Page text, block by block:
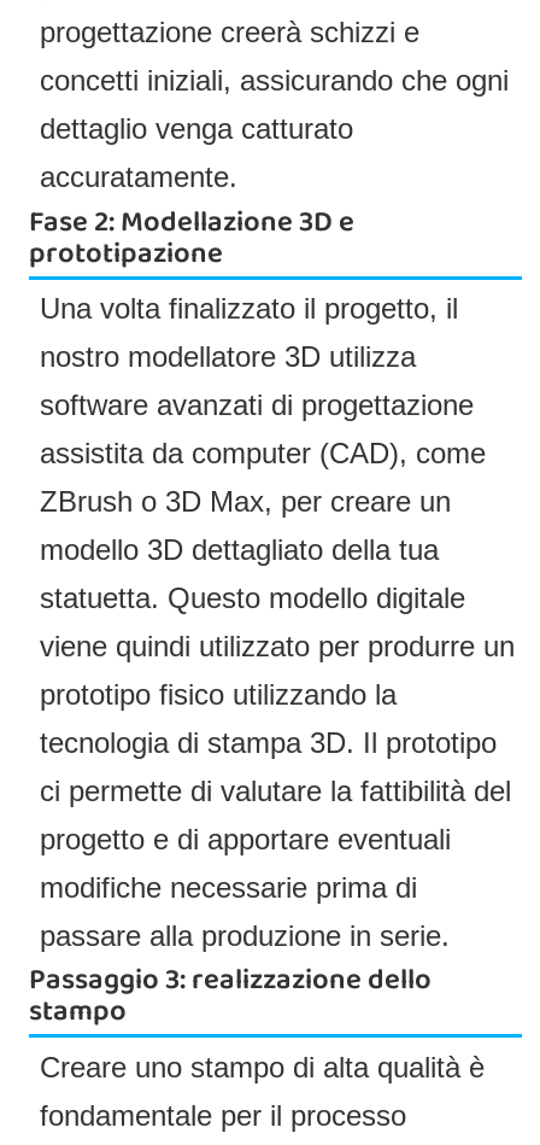
progettazione creerà schizzi e
concetti iniziali, assicurando che ogni
dettaglio venga catturato
accuratamente.
Fase 2: Modellazione 3D e
prototipazione
Una volta finalizzato il progetto, il
nostro modellatore 3D utilizza
software avanzati di progettazione
assistita da computer (CAD), come
ZBrush o 3D Max, per creare un
modello 3D dettagliato della tua
statuetta. Questo modello digitale
viene quindi utilizzato per produrre un
prototipo fisico utilizzando la
tecnologia di stampa 3D. Il prototipo
ci permette di valutare la fattibilità del
progetto e di apportare eventuali
modifiche necessarie prima di
passare alla produzione in serie.
Passaggio 3: realizzazione dello
stampo
Creare uno stampo di alta qualità è
fondamentale per il processo